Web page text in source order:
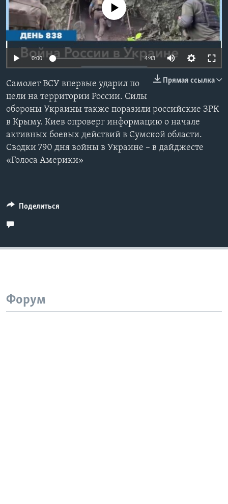
Learning English
Языки
No media source currently available
0:00 4:43
Прямая ссылка
Самолет ВСУ впервые ударил по
цели на территории России. Силы
обороны Украины также поразили российские ЗРК
в Крыму. Киев опроверг информацию о начале
активных боевых действий в Сумской области.
Сводки 790 дня войны в Украине – в дайджесте
«Голоса Америки»
Поделиться
Форум